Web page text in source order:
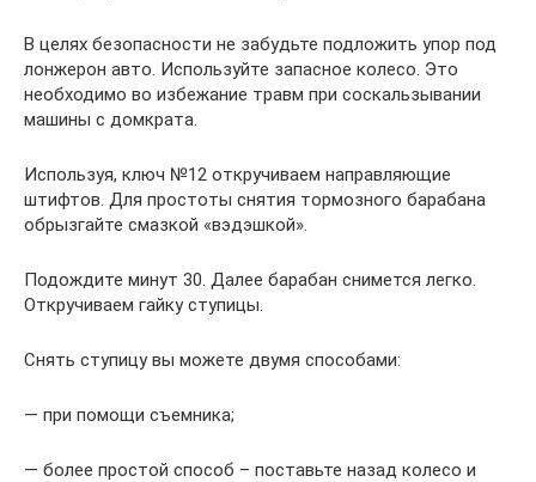
В целях безопасности не забудьте подложить упор под
лонжерон авто. Используйте запасное колесо. Это
необходимо во избежание травм при соскальзывании
машины с домкрата.
Используя, ключ №12 откручиваем направляющие
штифтов. Для простоты снятия тормозного барабана
обрызгайте смазкой «вэдэшкой».
Подождите минут 30. Далее барабан снимется легко.
Откручиваем гайку ступицы.
Снять ступицу вы можете двумя способами:
— при помощи съемника;
— более простой способ – поставьте назад колесо и